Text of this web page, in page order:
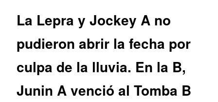
La Lepra y Jockey A no
pudieron abrir la fecha por
culpa de la lluvia. En la B,
Junin A venció al Tomba B